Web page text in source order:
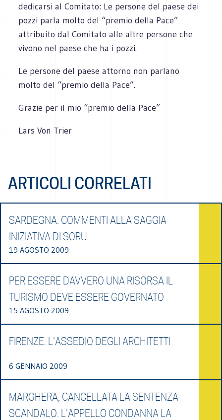
dedicarsi al Comitato: Le persone del paese dei
pozzi parla molto del “premio della Pace”
attribuito dal Comitato alle altre persone che
vivono nel paese che ha i pozzi.
Le persone del paese attorno non parlano
molto del “premio della Pace”.
Grazie per il mio “premio della Pace”
Lars Von Trier
ARTICOLI CORRELATI
SARDEGNA. COMMENTI ALLA SAGGIA
INIZIATIVA DI SORU
19 AGOSTO 2009
PER ESSERE DAVVERO UNA RISORSA IL
TURISMO DEVE ESSERE GOVERNATO
15 AGOSTO 2009
FIRENZE. L'ASSEDIO DEGLI ARCHITETTI
6 GENNAIO 2009
MARGHERA, CANCELLATA LA SENTENZA
SCANDALO. L'APPELLO CONDANNA LA